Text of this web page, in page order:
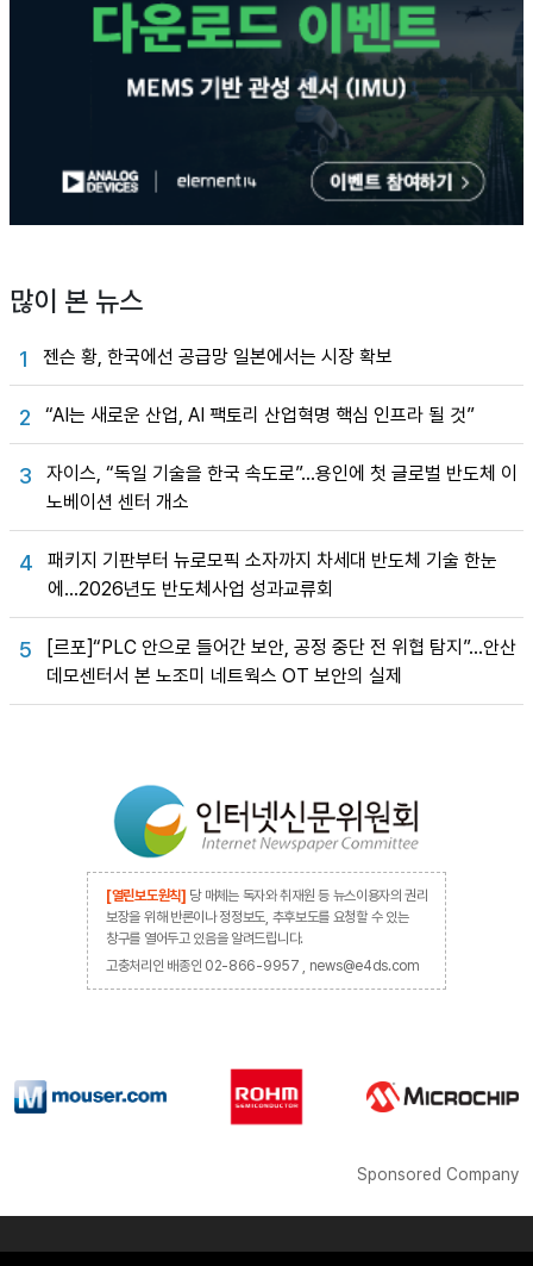
많이 본 뉴스
1 젠슨 황, 한국에선 공급망 일본에서는 시장 확보
2 “AI는 새로운 산업, AI 팩토리 산업혁명 핵심 인프라 될 것”
3
자이스, “독일 기술을 한국 속도로”…용인에 첫 글로벌 반도체 이
노베이션 센터 개소
4
패키지 기판부터 뉴로모픽 소자까지 차세대 반도체 기술 한눈
에…2026년도 반도체사업 성과교류회
5
[르포]“PLC 안으로 들어간 보안, 공정 중단 전 위협 탐지”…안산
데모센터서 본 노조미 네트웍스 OT 보안의 실제
[열린보도원칙] 당 매체는 독자와 취재원 등 뉴스이용자의 권리
보장을 위해 반론이나 정정보도, 추후보도를 요청할 수 있는
창구를 열어두고 있음을 알려드립니다.
고충처리인 배종인 02-866-9957 , news@e4ds.com
Sponsored Company